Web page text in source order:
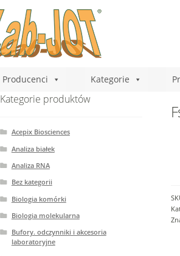
Producenci Kategorie
Kategorie produktów
Acepix Biosciences
Analiza białek
Analiza RNA
Bez kategorii
Biologia komórki
Biologia molekularna
Bufory. odczynniki i akcesoria
laboratoryjne